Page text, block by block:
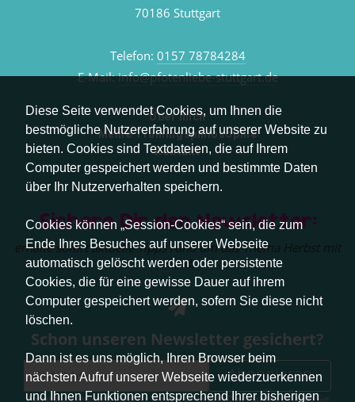
Diese Seite verwendet Cookies, um Ihnen die
bestmögliche Nutzererfahrung auf unserer Website zu
bieten. Cookies sind Textdateien, die auf Ihrem
Computer gespeichert werden und bestimmte Daten
über Ihr Nutzerverhalten speichern.
Cookies können „Session-Cookies“ sein, die zum
Ende Ihres Besuches auf unserer Webseite
automatisch gelöscht werden oder persistente
Cookies, die für eine gewisse Dauer auf ihrem
Computer gespeichert werden, sofern Sie diese nicht
löschen.
Dann ist es uns möglich, Ihren Browser beim
nächsten Aufruf unserer Webseite wiederzuerkennen
und Ihnen Funktionen entsprechend Ihrer bisherigen
70186 Stuttgart
Telefon: 0157 78784284
E-Mail:info@pfotenliebe-stuttgart.de
Über mich
Meine Trainingsphilosophie
Kontakt
Sichere Dir den Newsletter:
erhalte sofort aktuelle Tipps rund um das Thema Herbst mit
Hund.
Schon unseren Newsletter gesichert?
Abonnieren
Abmeldung jederzeit möglich. Weitere Infos zum Datenschutz erhalten Sie